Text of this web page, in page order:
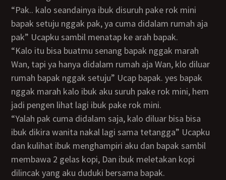
“Pak.. kalo seandainya ibuk disuruh pake rok mini
bapak setuju nggak pak, ya cuma didalam rumah aja
pak” Ucapku sambil menatap ke arah bapak.
“Kalo itu bisa buatmu senang bapak nggak marah
Wan, tapi ya hanya didalam rumah aja Wan, klo diluar
rumah bapak nggak setuju” Ucap bapak. yes bapak
nggak marah kalo ibuk aku suruh pake rok mini, hem
jadi pengen lihat lagi ibuk pake rok mini.
“Yalah pak cuma didalam saja, kalo diluar bisa bisa
ibuk dikira wanita nakal lagi sama tetangga” Ucapku
dan kulihat ibuk menghampiri aku dan bapak sambil
membawa 2 gelas kopi, Dan ibuk meletakan kopi
dilincak yang aku duduki bersama bapak.